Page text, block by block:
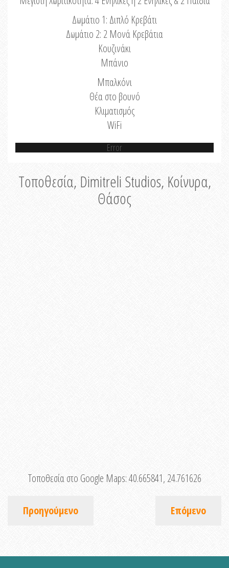
Δωμάτιο 1: Διπλό Κρεβάτι
Δωμάτιο 2: 2 Μονά Κρεβάτια
Κουζινάκι
Μπάνιο
Μπαλκόνι
Θέα στο βουνό
Κλιματισμός
WiFi
Error
Τοποθεσία, Dimitreli Studios, Κοίνυρα,
Θάσος
Τοποθεσία στο Google Maps:40.665841, 24.761626
Προηγούμενο Επόμενο